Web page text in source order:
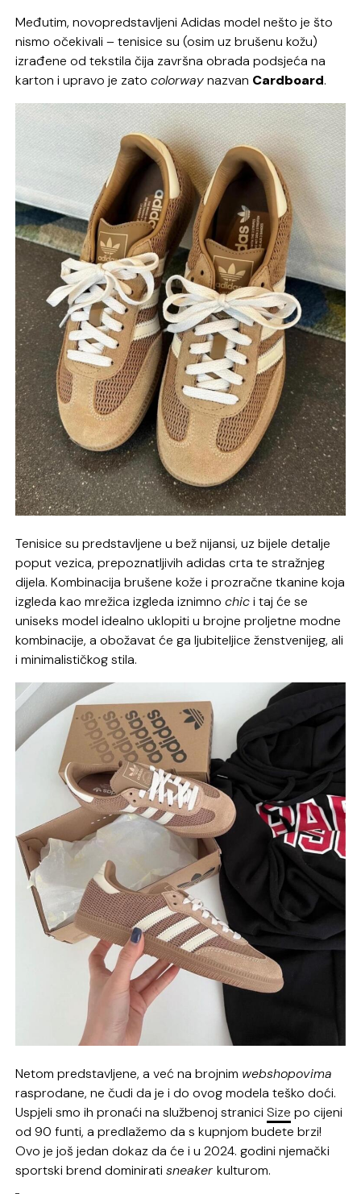
Međutim, novopredstavljeni Adidas model nešto je što
nismo očekivali – tenisice su (osim uz brušenu kožu)
izrađene od tekstila čija završna obrada podsjeća na
karton i upravo je zatocolorwaynazvan Cardboard.
Tenisice su predstavljene u bež nijansi, uz bijele detalje
poput vezica, prepoznatljivih adidas crta te stražnjeg
dijela. Kombinacija brušene kože i prozračne tkanine koja
izgleda kao mrežica izgleda iznimnochici taj će se
uniseks model idealno uklopiti u brojne proljetne modne
kombinacije, a obožavat će ga ljubiteljice ženstvenijeg, ali
i minimalističkog stila.
Netom predstavljene, a već na brojnim webshopovima
rasprodane, ne čudi da je i do ovog modela teško doći.
Uspjeli smo ih pronaći na službenoj straniciSize po cijeni
od 90 funti, a predlažemo da s kupnjom budete brzi!
Ovo je još jedan dokaz da će i u 2024. godini njemački
sportski brend dominiratisneakerkulturom.